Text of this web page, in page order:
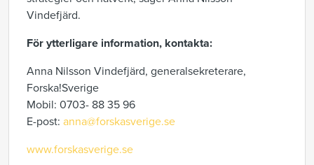
Vindefjärd.
För ytterligare information, kontakta:
Anna Nilsson Vindefjärd, generalsekreterare,
Forska!Sverige
Mobil: 0703- 88 35 96
E-post: anna@forskasverige.se
www.forskasverige.se